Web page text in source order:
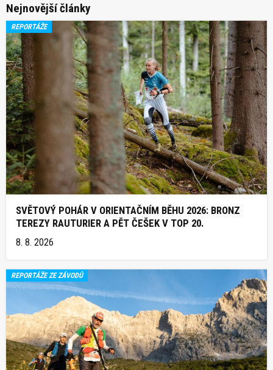
Nejnovější články
REPORTÁŽE
SVĚTOVÝ POHÁR V ORIENTAČNÍM BĚHU 2026: BRONZ
TEREZY RAUTURIER A PĚT ČEŠEK V TOP 20.
8. 8. 2026
REPORTÁŽE ZE ZÁVODŮ